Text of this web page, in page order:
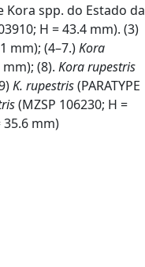
Kora spp. do Estado da
H = 43.4 mm). (3)
mm); (4–7.)Kora
mm); (8). Kora rupestris
K. rupestris(PARATYPE
(MZSP 106230; H =
35.6 mm)